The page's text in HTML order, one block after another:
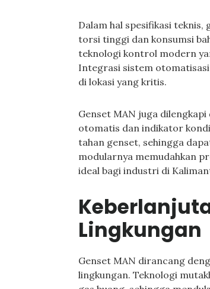
Dalam hal spesifikasi
torsi tinggi dan konsumsi
teknologi kontrol modern
Integrasi sistem
di lokasi yang kritis.
Genset MAN juga
otomatis dan indikator
tahan genset, sehingga
modularnya memudahkan
ideal bagi industri di
Lingkungan
Genset MAN dirancang
lingkungan. Teknologi